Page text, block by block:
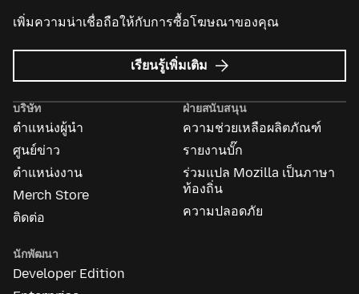
เพิ่มความน่าเชื่อถือให้กับการซื้อโฆษณาของคุณ
เรียนรู้เพิ่มเติม เกี่ยว
กับ
Ads
บริษัท
ตำแหน่งผู้นำ
ศูนย์ข่าว
ตำแหน่งงาน
Merch Store
ติดต่อ
ฝ่ายสนับสนุน
ความช่วยเหลือผลิตภัณฑ์
รายงานบั๊ก
ร่วมแปล Mozilla เป็นภาษา
ท้องถิ่น
ความปลอดภัย
นักพัฒนา
Developer Edition